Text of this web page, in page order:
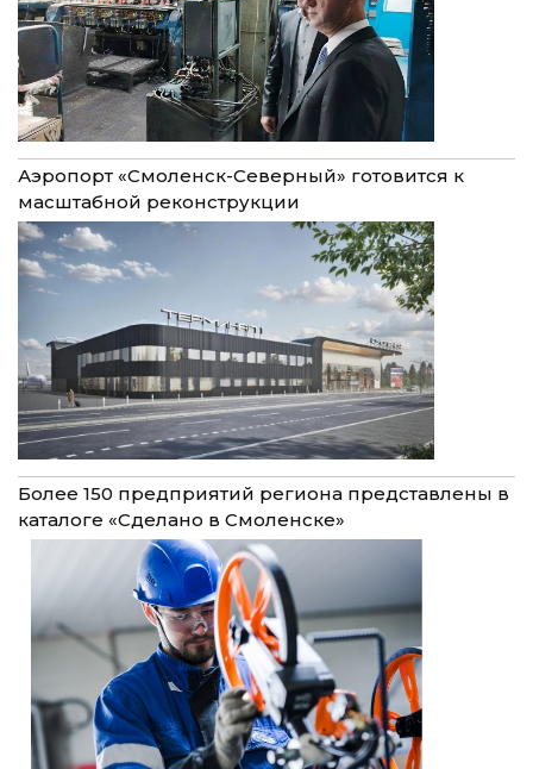
Аэропорт «Смоленск-Северный» готовится к
масштабной реконструкции
Более 150 предприятий региона представлены в
каталоге «Сделано в Смоленске»